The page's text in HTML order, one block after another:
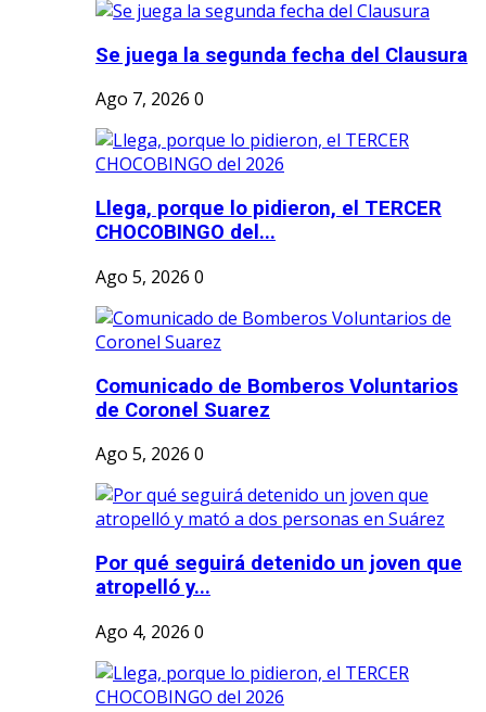
Se juega la segunda fecha del Clausura
Ago 7, 2026 0
Llega, porque lo pidieron, el TERCER
CHOCOBINGO del...
Ago 5, 2026 0
Comunicado de Bomberos Voluntarios
de Coronel Suarez
Ago 5, 2026 0
Por qué seguirá detenido un joven que
atropelló y...
Ago 4, 2026 0